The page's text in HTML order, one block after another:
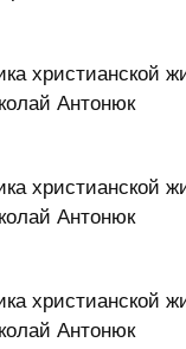
христианской
Антонюк
христианской
Антонюк
христианской
Антонюк